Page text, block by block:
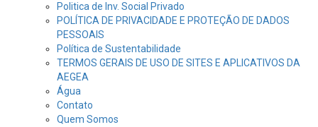
Politica de Inv. Social Privado
POLÍTICA DE PRIVACIDADE E PROTEÇÃO DE DADOS
PESSOAIS
Política de Sustentabilidade
TERMOS GERAIS DE USO DE SITES E APLICATIVOS DA
AEGEA
Água
Contato
Quem Somos